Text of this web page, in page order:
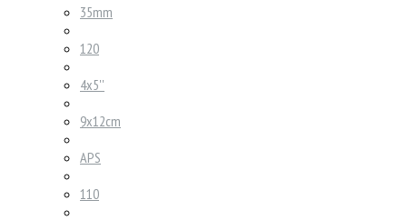
35mm
120
4x5''
9x12cm
APS
110